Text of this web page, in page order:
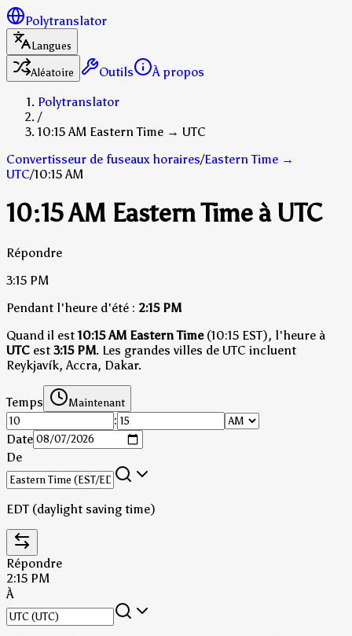
Polytranslator
Langues
Aléatoire
Outils
À propos
Polytranslator
/
10:15 AM Eastern Time → UTC
Convertisseur de fuseaux horaires/Eastern Time →
UTC/10:15 AM
10:15 AM Eastern Time à UTC
Répondre
3:15 PM
Pendant l'heure d'été : 2:15 PM
Quand il est10:15 AM Eastern Time(10:15 EST), l'heure à
UTC est 3:15 PM. Les grandes villes de UTC incluent
Reykjavík, Accra, Dakar.
Temps Maintenant
:
Date
De
EDT (daylight saving time)
Répondre
2:15 PM
À